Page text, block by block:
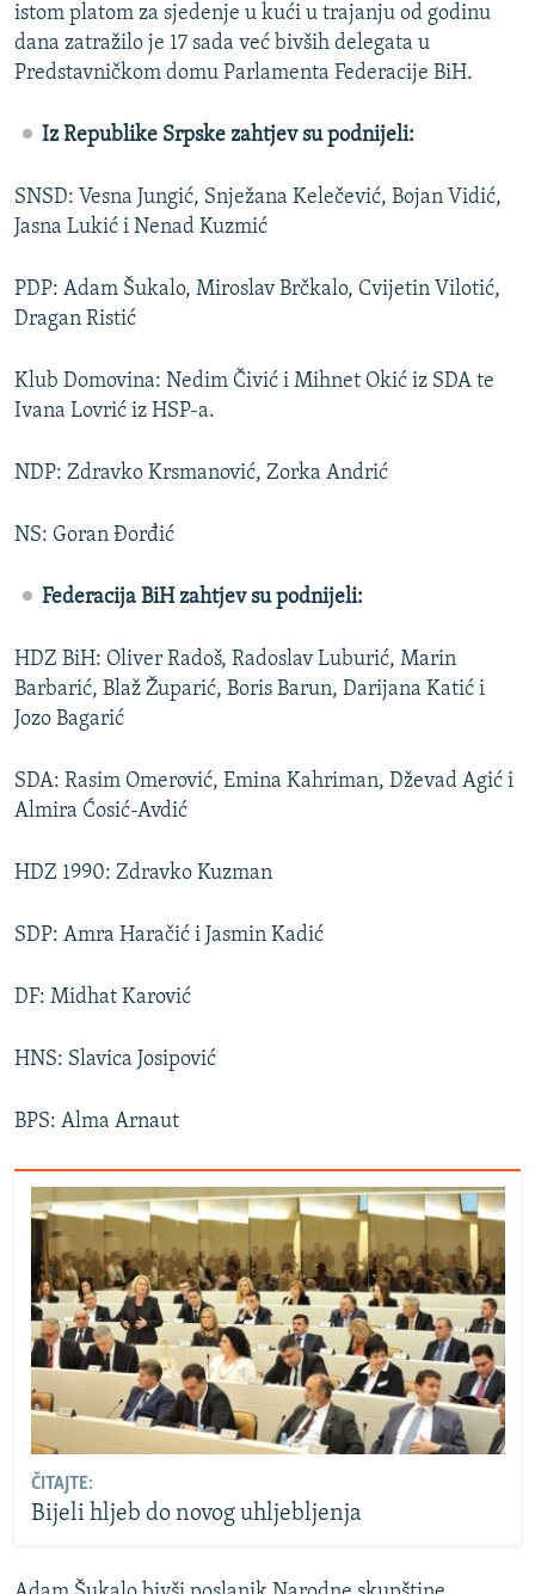
istom platom za sjedenje u kući u trajanju od godinu
dana zatražilo je 17 sada već bivših delegata u
Predstavničkom domu Parlamenta Federacije BiH.
Iz Republike Srpske zahtjev su podnijeli:
SNSD: Vesna Jungić, Snježana Kelečević, Bojan Vidić,
Jasna Lukić i Nenad Kuzmić
PDP: Adam Šukalo, Miroslav Brčkalo, Cvijetin Vilotić,
Dragan Ristić
Klub Domovina: Nedim Čivić i Mihnet Okić iz SDA te
Ivana Lovrić iz HSP-a.
NDP: Zdravko Krsmanović, Zorka Andrić
NS: Goran Đorđić
Federacija BiH zahtjev su podnijeli:
HDZ BiH: Oliver Radoš, Radoslav Luburić, Marin
Barbarić, Blaž Župarić, Boris Barun, Darijana Katić i
Jozo Bagarić
SDA: Rasim Omerović, Emina Kahriman, Dževad Agić i
Almira Ćosić-Avdić
HDZ 1990: Zdravko Kuzman
SDP: Amra Haračić i Jasmin Kadić
DF: Midhat Karović
HNS: Slavica Josipović
BPS: Alma Arnaut
ČITAJTE:
Bijeli hljeb do novog uhljebljenja